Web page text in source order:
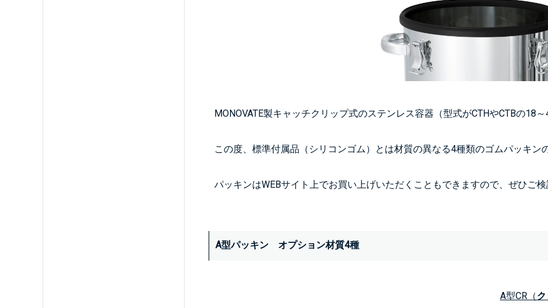
MONOVATE製キャッチクリップ式のステンレス容器（型式がCTHやCTBの18
この度、標準付属品（シリコンゴム）とは材質の異なる4種類のゴムパッキン
パッキンはWEBサイト上でお買い上げいただくこともできますので、ぜひご検
A型パッキン オプション材質4種
A型CR（